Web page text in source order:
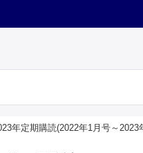
年定期購読(2022年1月号～2023